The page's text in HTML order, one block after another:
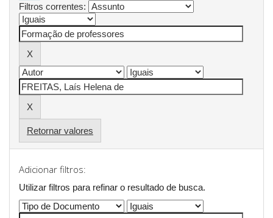
Filtros correntes:
Retornar valores
Adicionar filtros:
Utilizar filtros para refinar o resultado de busca.